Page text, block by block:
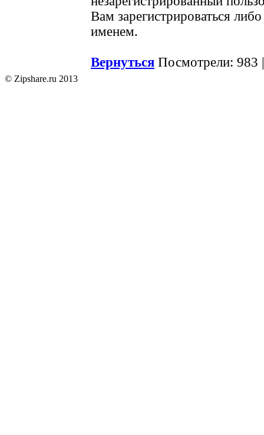
Вам зарегистрироваться
именем.
Вернуться Посмотрели: 983
© Zipshare.ru 2013